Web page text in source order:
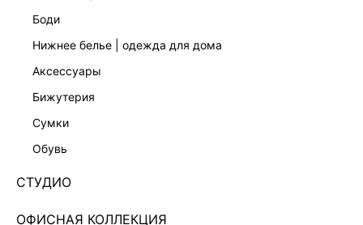
боди
нижнее белье | одежда для дома
аксессуары
бижутерия
сумки
обувь
СТУДИО
ОФИСНАЯ КОЛЛЕКЦИЯ
11 999 ₽
ЦВЕТ:СИНИЙ